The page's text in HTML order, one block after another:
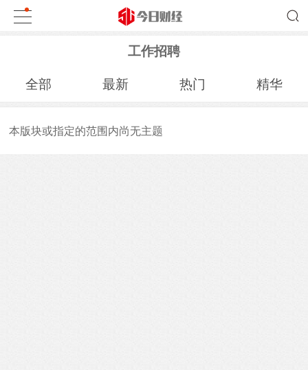
工作招聘
全部 最新 热门 精华
本版块或指定的范围内尚无主题